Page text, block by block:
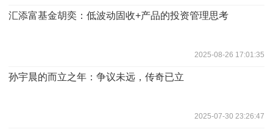
汇添富基金胡奕：低波动固收+产品的投资管理思考
2025-08-26 17:01:35
孙宇晨的而立之年：争议未远，传奇已立
2025-07-30 23:26:47